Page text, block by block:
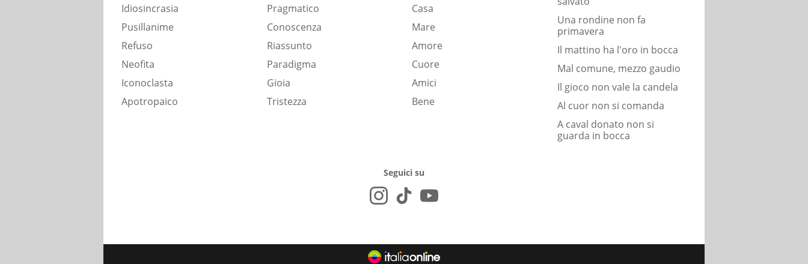
Idiosincrasia
Pusillanime
Refuso
Neofita
Iconoclasta
Apotropaico
Pragmatico
Conoscenza
Riassunto
Paradigma
Gioia
Tristezza
Casa
Mare
Amore
Cuore
Amici
Bene
Una rondine non fa
primavera
Il mattino ha l'oro in bocca
Mal comune, mezzo gaudio
Il gioco non vale la candela
Al cuor non si comanda
A caval donato non si
guarda in bocca
Seguici su